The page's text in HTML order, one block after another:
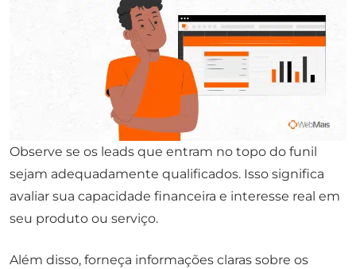
Observe se os leads que entram no topo do funil
sejam adequadamente qualificados. Isso significa
avaliar sua capacidade financeira e interesse real em
seu produto ou serviço.
Além disso, forneça informações claras sobre os